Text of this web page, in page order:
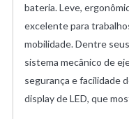
bateria. Leve,
excelente para
mobilidade. Dentre
sistema mecânico de
segurança e facilidade
display de LED, que